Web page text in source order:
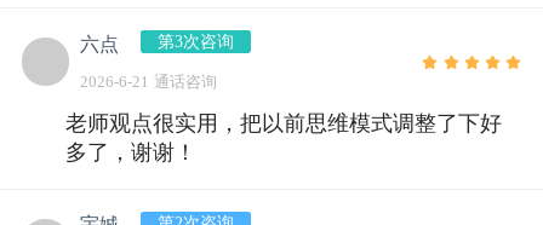
六点 第3次咨询
2026-6-21 通话咨询
老师观点很实用，把以前思维模式调整了下好
多了，谢谢！